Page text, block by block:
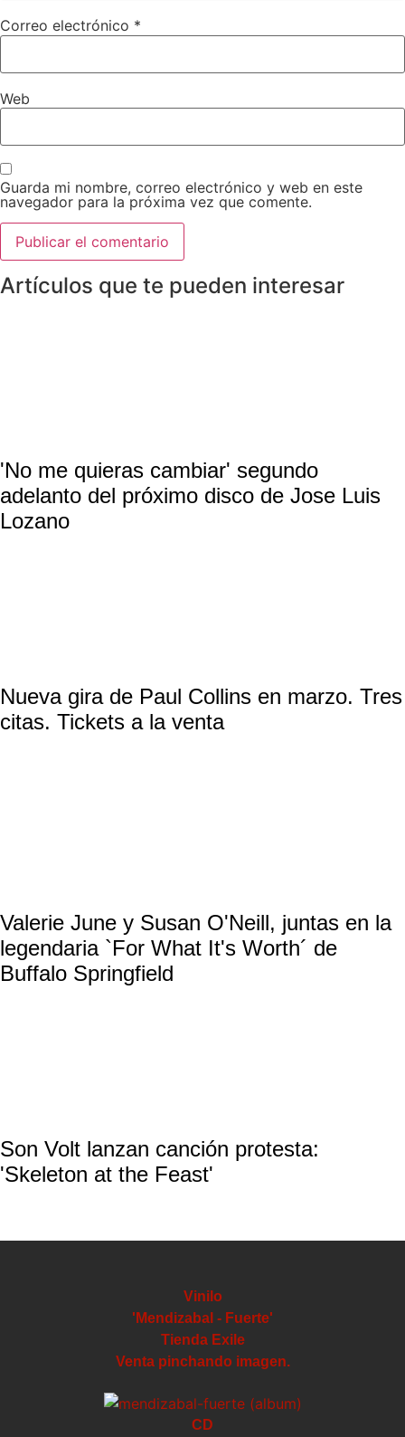
Correo electrónico *
Web
Guarda mi nombre, correo electrónico y web en este
navegador para la próxima vez que comente.
Artículos que te pueden interesar
'No me quieras cambiar' segundo
adelanto del próximo disco de Jose Luis
Lozano
Nueva gira de Paul Collins en marzo. Tres
citas. Tickets a la venta
Valerie June y Susan O'Neill, juntas en la
legendaria `For What It's Worth´ de
Buffalo Springfield
Son Volt lanzan canción protesta:
'Skeleton at the Feast'
Vinilo
'Mendizabal - Fuerte'
Tienda Exile
Venta pinchando imagen.
CD